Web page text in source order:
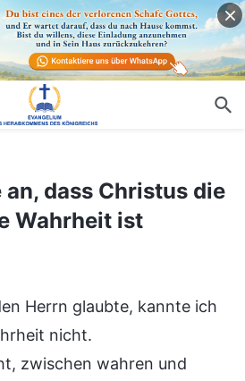
die ewige Wahrheit ist
dass Christus die
Wahrheit ist
Herrn glaubte, kannte ich
nicht.
zwischen wahren und